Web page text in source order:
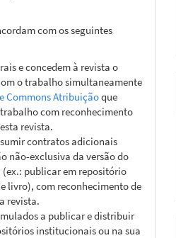
com os seguintes
e concedem à revista o
o trabalho simultaneamente
Commons Atribuiçãoque
com reconhecimento
revista.
contratos adicionais
não-exclusiva da versão do
publicar em repositório
livro), com reconhecimento de
revista.
a publicar e distribuir
institucionais ou na sua